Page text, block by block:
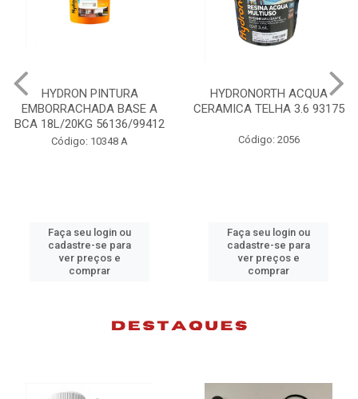
HYDRON PINTURA
BASE A
18L/20KG 56136/99412
Código: 10348 A
Faça seu login ou
cadastre-se para
ver preços e
comprar
HYDRONORTH ACQUA
CERAMICA TELHA 3.6 93175
Código: 2056
Faça seu login ou
cadastre-se para
ver preços e
comprar